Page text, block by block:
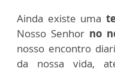
Ainda existe uma
Nosso Senhorno
nosso encontro
da nossa vida,